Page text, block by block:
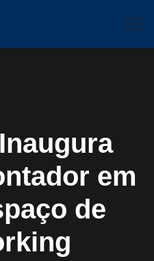
em
de